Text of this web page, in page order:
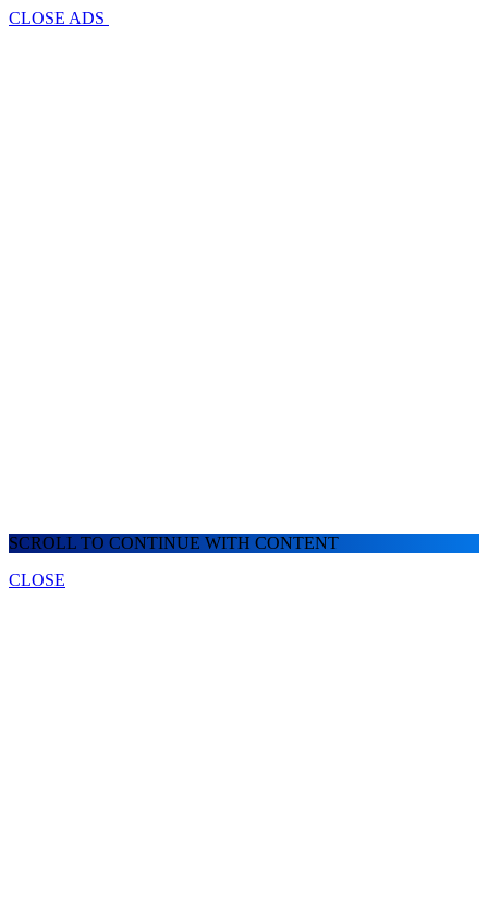
CLOSE ADS
SCROLL TO CONTINUE WITH CONTENT
CLOSE